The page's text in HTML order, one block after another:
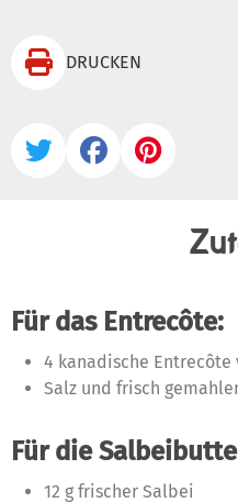
 DRUCKEN
  
Für das Entrecôte:
4 kanadische Entrecôte
Salz und frisch
Für die
12 g frischer Salbei